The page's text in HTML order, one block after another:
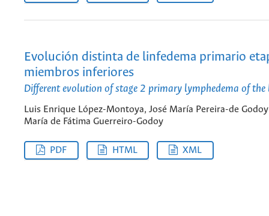
Evolución distinta de linfedema primario
miembros inferiores
Different evolution of stage 2 primary lymphedema of
Luis Enrique López-Montoya, José María Pereira-de
María de Fátima Guerreiro-Godoy
PDF HTML XML